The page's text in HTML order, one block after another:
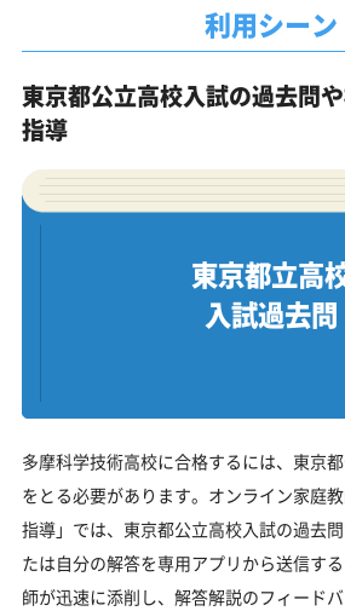
利用シーン
東京都公立高校入試の過去問
指導
東京都立高
入試過去問
多摩科学技術高校に合格するには、東京
をとる必要があります。オンライン家庭
指導」では、東京都公立高校入試の過去
たは自分の解答を専用アプリから送信す
師が迅速に添削し、解答解説のフィード